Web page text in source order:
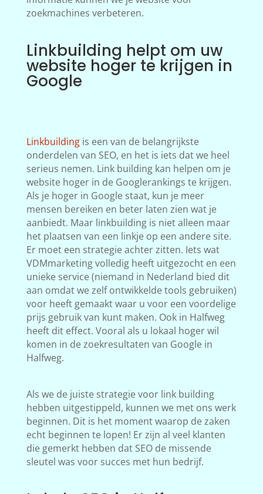
zoekmachines verbeteren.
Linkbuilding helpt om uw
website hoger te krijgen in
Google
Linkbuildingis een van de belangrijkste
onderdelen van SEO, en het is iets dat we heel
serieus nemen. Link building kan helpen om je
website hoger in de Googlerankings te krijgen.
Als je hoger in Google staat, kun je meer
mensen bereiken en beter laten zien wat je
aanbiedt. Maar linkbuilding is niet alleen maar
het plaatsen van een linkje op een andere site.
Er moet een strategie achter zitten. Iets wat
VDMmarketing volledig heeft uitgezocht en een
unieke service (niemand in Nederland bied dit
aan omdat we zelf ontwikkelde tools gebruiken)
voor heeft gemaakt waar u voor een voordelige
prijs gebruik van kunt maken. Ook in Halfweg
heeft dit effect. Vooral als u lokaal hoger wil
komen in de zoekresultaten van Google in
Halfweg.
Als we de juiste strategie voor link building
hebben uitgestippeld, kunnen we met ons werk
beginnen. Dit is het moment waarop de zaken
echt beginnen te lopen! Er zijn al veel klanten
die gemerkt hebben dat SEO de missende
sleutel was voor succes met hun bedrijf.